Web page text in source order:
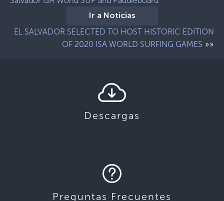
Ir a Noticias
EL SALVADOR SELECTED TO HOST HISTORIC EDITION
OF 2020 ISA WORLD SURFING GAMES »»
Descargas
Preguntas Frecuentes